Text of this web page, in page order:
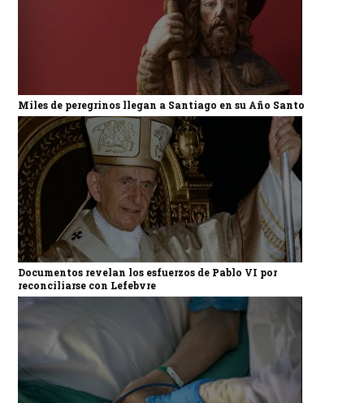
Miles de peregrinos llegan a Santiago en su Año Santo
Documentos revelan los esfuerzos de Pablo VI por
reconciliarse con Lefebvre